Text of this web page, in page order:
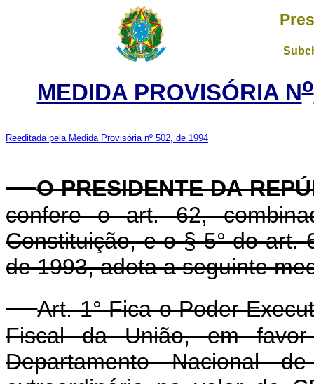
MEDIDA PROVISÓRIA No
Reeditada pela Medida Provisória nº 502, de 1994
O PRESIDENTE DA
confere o art. 62,
Constituição, e o § 5° do art.
de 1993, adota a seguinte
Art. 1° Fica o Poder
Fiscal da União, em
Departamento Nacional